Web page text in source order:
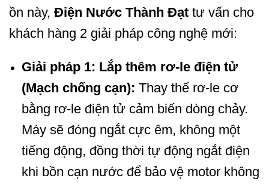
ồn này, Điện Nước Thành Đạt tư vấn cho
khách hàng 2 giải pháp công nghệ mới:
Giải pháp 1: Lắp thêm rơ-le điện tử
(Mạch chống cạn): Thay thế rơ-le cơ
bằng rơ-le điện tử cảm biến dòng chảy.
Máy sẽ đóng ngắt cực êm, không một
tiếng động, đồng thời tự động ngắt điện
khi bồn cạn nước để bảo vệ motor không